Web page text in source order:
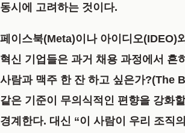
동시에 고려하는 것이다.
페이스북(Meta)이나 아이디오(IDEO)
혁신 기업들은 과거 채용 과정에서 흔
사람과 맥주 한 잔 하고 싶은가?(The
같은 기준이 무의식적인 편향을 강화
경계한다. 대신 “이 사람이 우리 조직